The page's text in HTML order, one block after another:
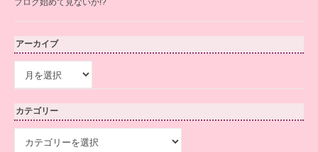
ブログ始めて見ないか!?
アーカイブ
イ
ブ
カテゴリー